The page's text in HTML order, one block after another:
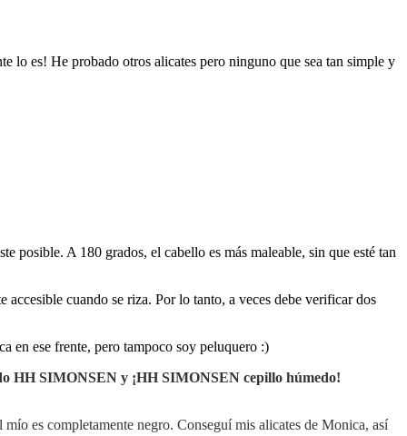
lo es! He probado otros alicates pero ninguno que sea tan simple y
posible. A 180 grados, el cabello es más maleable, sin que esté tan
cuando se riza. Por lo tanto, a veces debe verificar dos
en ese frente, pero tampoco soy peluquero :)
HH SIMONSEN y ¡HH SIMONSEN cepillo húmedo!
es completamente negro. Conseguí mis alicates de Monica, así